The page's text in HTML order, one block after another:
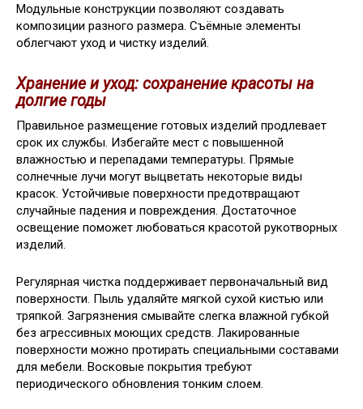
Модульные конструкции позволяют создавать
композиции разного размера. Съёмные элементы
облегчают уход и чистку изделий.
Хранение и уход: сохранение красоты на
долгие годы
Правильное размещение готовых изделий продлевает
срок их службы. Избегайте мест с повышенной
влажностью и перепадами температуры. Прямые
солнечные лучи могут выцветать некоторые виды
красок. Устойчивые поверхности предотвращают
случайные падения и повреждения. Достаточное
освещение поможет любоваться красотой рукотворных
изделий.
Регулярная чистка поддерживает первоначальный вид
поверхности. Пыль удаляйте мягкой сухой кистью или
тряпкой. Загрязнения смывайте слегка влажной губкой
без агрессивных моющих средств. Лакированные
поверхности можно протирать специальными составами
для мебели. Восковые покрытия требуют
периодического обновления тонким слоем.